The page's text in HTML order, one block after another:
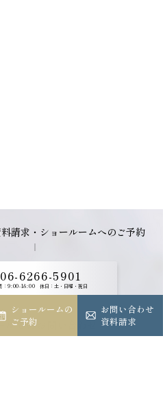
ショールームの
ご予約
お問い合わせ
資料請求
ショールームの
ご予約
お問い合わせ
資料請求
請求・ショールームへのご予約
06-6266-5901
：9:00-18:00 休日：土・日曜・祝日
ルでのお問い合わせ